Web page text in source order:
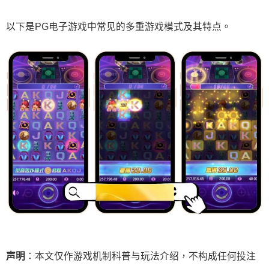
以下是PG电子游戏中常见的多重游戏模式及其特点。
声明 ：本文仅作游戏机制科普与玩法介绍，不构成任何投注